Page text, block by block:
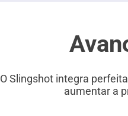
O Slingshot integra
aumentar a